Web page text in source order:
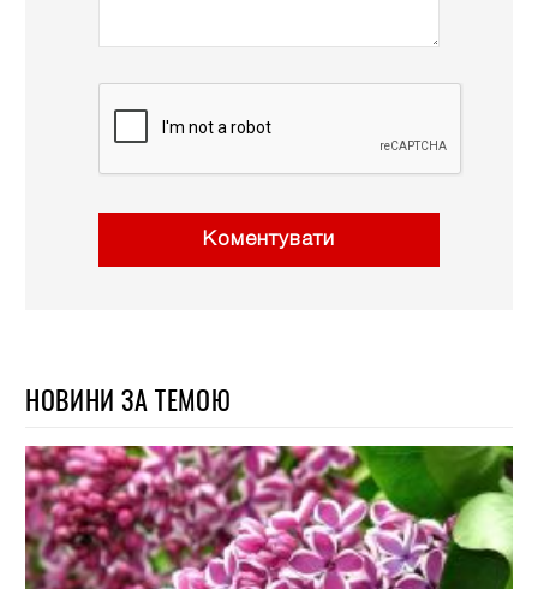
Коментувати
НОВИНИ ЗА ТЕМОЮ